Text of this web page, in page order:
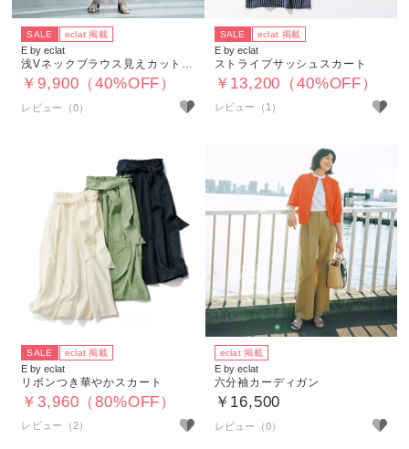
SALE eclat 掲載
E by eclat
浅Vネックブラウス見えカットソー
￥9,900（40%OFF）
SALE eclat 掲載
E by eclat
ストライプサッシュスカート
￥13,200（40%OFF）
レビュー（1）
SALE eclat 掲載
E by eclat
リボンつき華やかスカート
￥3,960（80%OFF）
レビュー（2）
eclat 掲載
E by eclat
六分袖カーディガン
￥16,500